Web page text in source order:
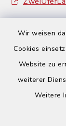
Wir weisen
Cookies
Website zu
weiterer
Weitere